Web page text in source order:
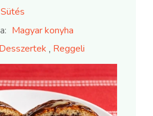
Sütés
Magyar konyha
Desszertek , Reggeli